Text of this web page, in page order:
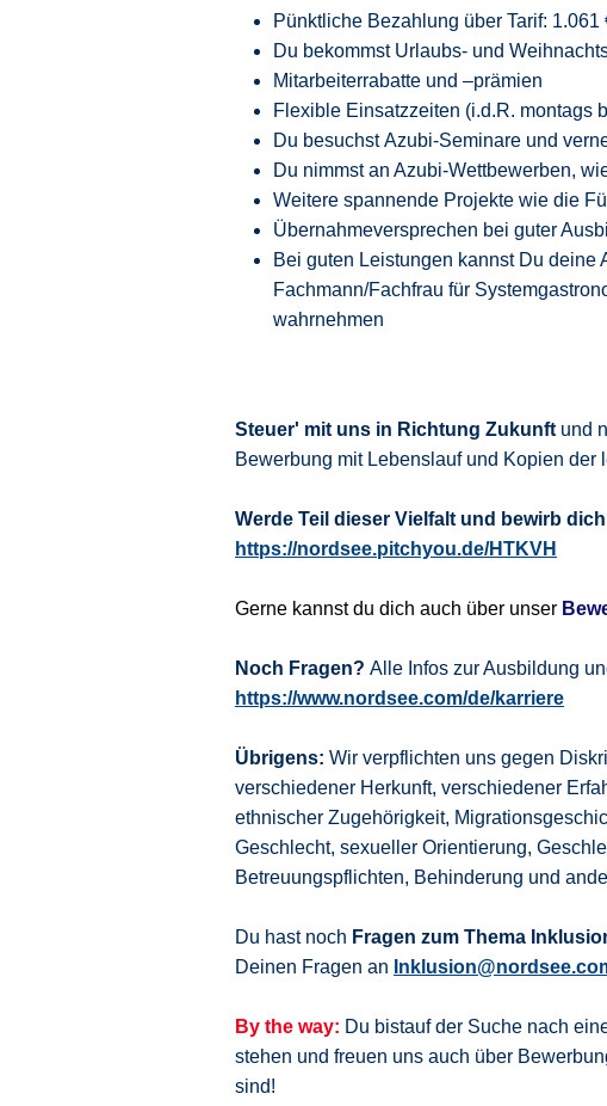
Pünktliche Bezahlung über Tarif:
Du bekommst Urlaubs- und
Mitarbeiterrabatte und –prämien
Flexible Einsatzzeiten (i.d.R. montags
Du besuchst Azubi-Seminare und
Du nimmst an Azubi-Wettbewerben,
Weitere spannende Projekte wie die
Übernahmeversprechen bei guter
Bei guten Leistungen kannst Du
Fachmann/Fachfrau für
wahrnehmen
Steuer' mit uns in Richtung Zukunft und
Bewerbung mit Lebenslauf und Kopien der
Werde Teil dieser Vielfalt und bewirb
https://nordsee.pitchyou.de/HTKVH
Gerne kannst du dich auch über unser
Noch Fragen? Alle Infos zur Ausbildung
https://www.nordsee.com/de/karriere
Übrigens: Wir verpflichten uns gegen
verschiedener Herkunft, verschiedener
ethnischer Zugehörigkeit,
Geschlecht, sexueller Orientierung,
Betreuungspflichten, Behinderung und
Du hast noch Fragen zum Thema
Deinen Fragen an
By the way: Du bistauf der Suche nach
stehen und freuen uns auch über
sind!